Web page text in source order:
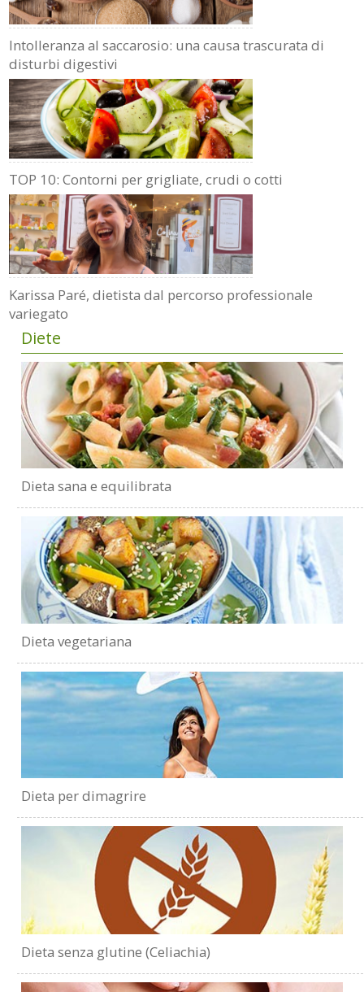
Intolleranza al saccarosio: una causa trascurata di
disturbi digestivi
TOP 10: Contorni per grigliate, crudi o cotti
Karissa Paré, dietista dal percorso professionale
variegato
Diete
Dieta sana e equilibrata
Dieta vegetariana
Dieta per dimagrire
Dieta senza glutine (Celiachia)